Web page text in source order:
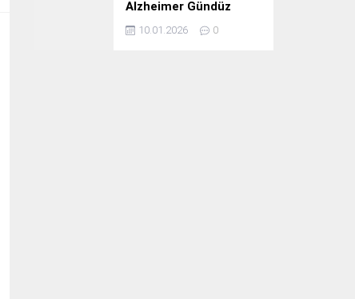
Alzheimer Gündüz
Bakım Evi 3. Yılını
Kutladı
10.01.2026 0